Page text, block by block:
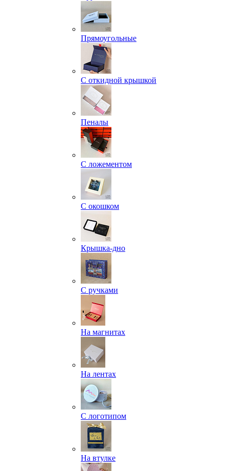
Прямоугольные
С откидной крышкой
Пеналы
С ложементом
С окошком
Крышка-дно
С ручками
На магнитах
На лентах
С логотипом
На втулке